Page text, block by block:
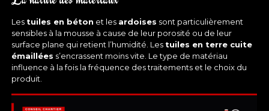
Les tuiles en béton et les ardoises sont particulièrement
sensibles à la mousse à cause de leur porosité ou de leur
surface plane qui retient l’humidité. Les tuiles en terre cuite
émaillées s’encrassent moins vite. Le type de matériau
influence à la fois la fréquence des traitements et le choix du
produit.